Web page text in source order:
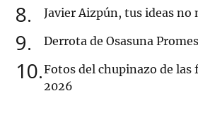
8 Javier Aizpún, tus ideas no
9 Derrota de Osasuna
10 Fotos del chupinazo de las
2026